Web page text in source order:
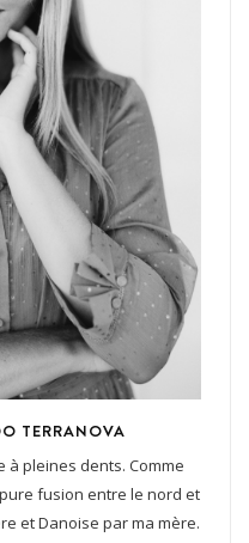
TERRANOVA
à pleines dents. Comme
fusion entre le nord et
et Danoise par ma mère.